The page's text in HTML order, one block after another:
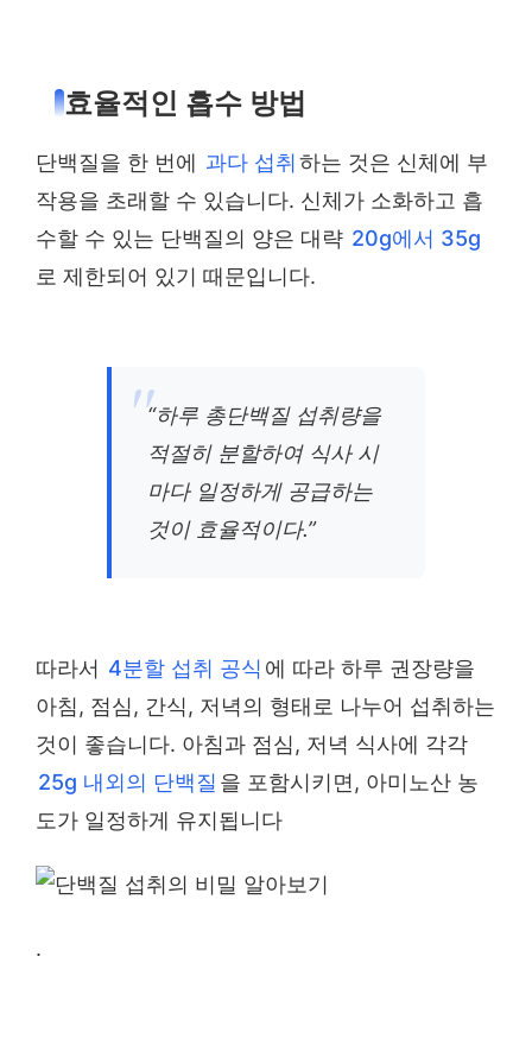
효율적인 흡수 방법
단백질을 한 번에 과다 섭취 하는 것은 신체에 부
작용을 초래할 수 있습니다. 신체가 소화하고 흡
수할 수 있는 단백질의 양은 대략 20g에서 35g
로 제한되어 있기 때문입니다.
“하루 총단백질 섭취량을
적절히 분할하여 식사 시
마다 일정하게 공급하는
것이 효율적이다.”
따라서 4분할 섭취 공식 에 따라 하루 권장량을
아침, 점심, 간식, 저녁의 형태로 나누어 섭취하는
것이 좋습니다. 아침과 점심, 저녁 식사에 각각
25g 내외의 단백질 을 포함시키면, 아미노산 농
도가 일정하게 유지됩니다
.